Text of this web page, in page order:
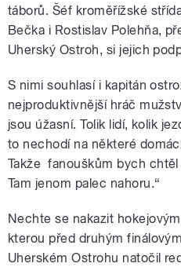
táborů. Šéf kroměřížské
Bečka i Rostislav Polehňa,
Uherský Ostroh, si jejich
S nimi souhlasí i kapitán
nejproduktivnější hráč
jsou úžasní. Tolik lidí, kolik
to nechodí na některé
Takže fanouškům bych
Tam jenom palec nahoru.“
Nechte se nakazit
kterou před druhým
Uherském Ostrohu natočil